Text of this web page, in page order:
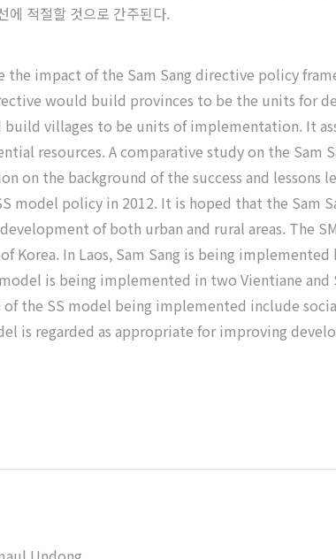
에 적절할 것으로 간주된다.
the impact of the Sam Sang directive policy
would build provinces to be the units for
villages to be units of implementation. It
resources. A comparative study on the Sam
on the background of the success and lessons
model policy in 2012. It is hoped that the Sam
of both urban and rural areas. The
In Laos, Sam Sang is being
is being implemented in two Vientiane and
the SS model being implemented include
is regarded as appropriate for improving